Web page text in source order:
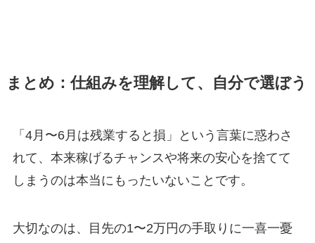
まとめ：仕組みを理解して、自分で選ぼう
「4月〜6月は残業すると損」という言葉に惑わさ
れて、本来稼げるチャンスや将来の安心を捨てて
しまうのは本当にもったいないことです。
大切なのは、目先の1〜2万円の手取りに一喜一憂